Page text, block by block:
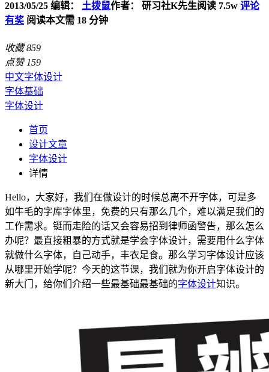
2013/05/25 编辑： 土拨鼠作者： 研习社K先生阅读 7.5w 评论
有奖 阅读本文需 18 分钟
收藏 859
点赞 159
中文字体设计
字体基础
字体设计
首页
设计文章
字体设计
详情
Hello，大家好，我们在做设计的时候总离不开字体，可是多
如牛毛的字库字体里，免费的只有那么几个，难以满足我们的
工作需求。铤而走险的话又会容易招到律师函警告，那么怎么
办呢？最直接粗暴的方式就是学会字体设计，需要用什么字体
就做什么字体，自己动手，丰衣足食。那么学习字体设计应该
从哪里开始学呢？今天的这节课，我们就为你开启字体设计的
新大门，给你们介绍一些最基础最基础的字体设计知识。